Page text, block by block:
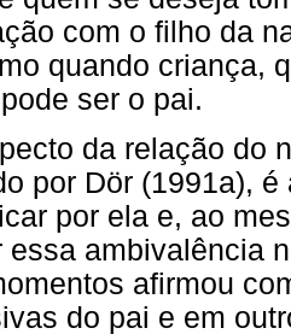
com o filho da
quando criança,
ser o pai.
da relação do
por Dör (1991a),
por ela e, ao
essa ambivalência
afirmou
do pai e em